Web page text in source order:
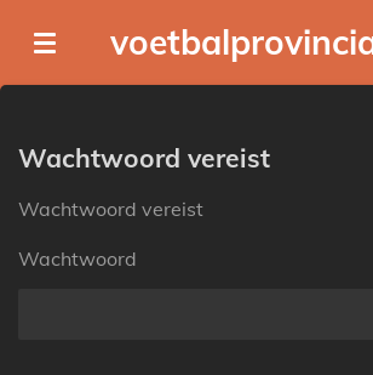
direct
naar
hoofdinhoud
Wachtwoord vereist
Wachtwoord vereist
Wachtwoord